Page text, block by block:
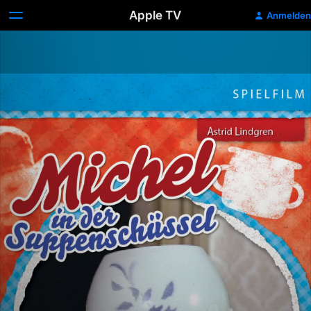
Apple TV Anmelden